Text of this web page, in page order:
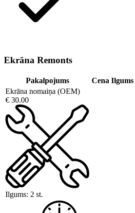
Ekrāna Remonts
Pakalpojums Cena Ilgums
Ekrāna nomaiņa (OEM)
€ 30.00
Ilgums: 2 st.